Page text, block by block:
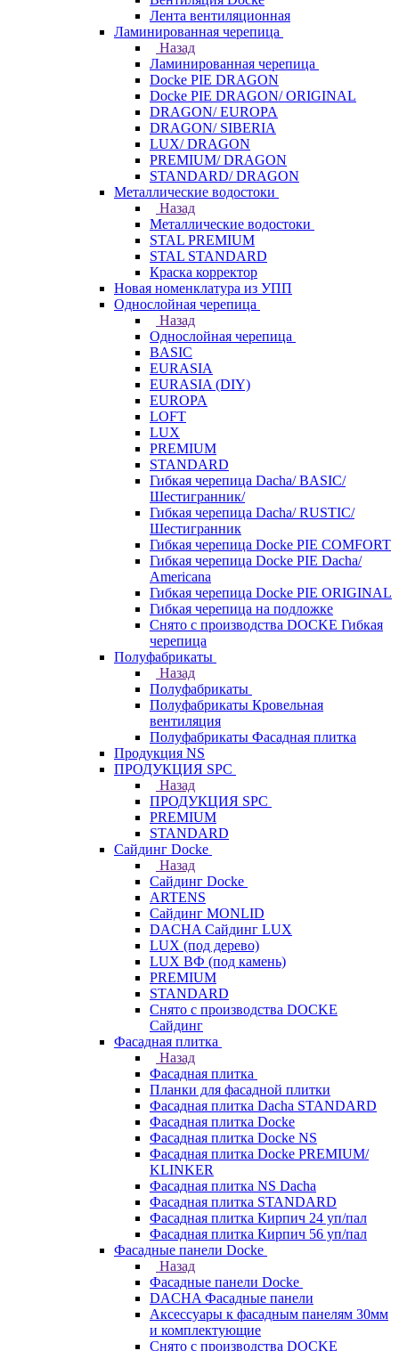
Лента вентиляционная
Ламинированная черепица
Назад
Ламинированная черепица
Docke PIE DRAGON
Docke PIE DRAGON/ ORIGINAL
DRAGON/ EUROPA
DRAGON/ SIBERIA
LUX/ DRAGON
PREMIUM/ DRAGON
STANDARD/ DRAGON
Металлические водостоки
Назад
Металлические водостоки
STAL PREMIUM
STAL STANDARD
Краска корректор
Новая номенклатура из УПП
Однослойная черепица
Назад
Однослойная черепица
BASIC
EURASIA
EURASIA (DIY)
EUROPA
LOFT
LUX
PREMIUM
STANDARD
Гибкая черепица Dacha/ BASIC/
Шестигранник/
Гибкая черепица Dacha/ RUSTIC/
Шестигранник
Гибкая черепица Docke PIE COMFORT
Гибкая черепица Docke PIE Dacha/
Americana
Гибкая черепица Docke PIE ОRIGINАL
Гибкая черепица на подложке
Снято с производства DOCKE Гибкая
черепица
Полуфабрикаты
Назад
Полуфабрикаты
Полуфабрикаты Кровельная
вентиляция
Полуфабрикаты Фасадная плитка
Продукция NS
ПРОДУКЦИЯ SPC
Назад
ПРОДУКЦИЯ SPC
PREMIUM
STANDARD
Сайдинг Docke
Назад
Сайдинг Docke
ARTENS
Cайдинг MONLID
DACHA Сайдинг LUX
LUX (под дерево)
LUX ВФ (под камень)
PREMIUM
STANDARD
Снято с производства DOCKE
Сайдинг
Фасадная плитка
Назад
Фасадная плитка
Планки для фасадной плитки
Фасадная плитка Dacha STANDARD
Фасадная плитка Docke
Фасадная плитка Docke NS
Фасадная плитка Docke PREMIUM/
KLINKER
Фасадная плитка NS Dacha
Фасадная плитка STANDARD
Фасадная плитка Кирпич 24 уп/пал
Фасадная плитка Кирпич 56 уп/пал
Фасадные панели Docke
Назад
Фасадные панели Docke
DACHA Фасадные панели
Аксессуары к фасадным панелям 30мм
и комплектующие
Снято с производства DOCKE